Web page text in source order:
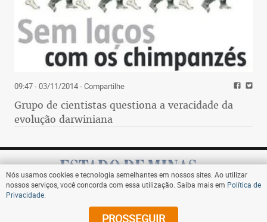
09:47 - 03/11/2014- Compartilhe
Grupo de cientistas questiona a veracidade da
evolução darwiniana
Assine
Nós usamos cookies e tecnologia semelhantes em nossos sites. Ao utilizar
nossos serviços, você concorda com essa utilização. Saiba mais em Política de
Privacidade
PROSSEGUIR